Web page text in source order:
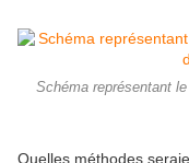
Schéma représentant
Quelles méthodes